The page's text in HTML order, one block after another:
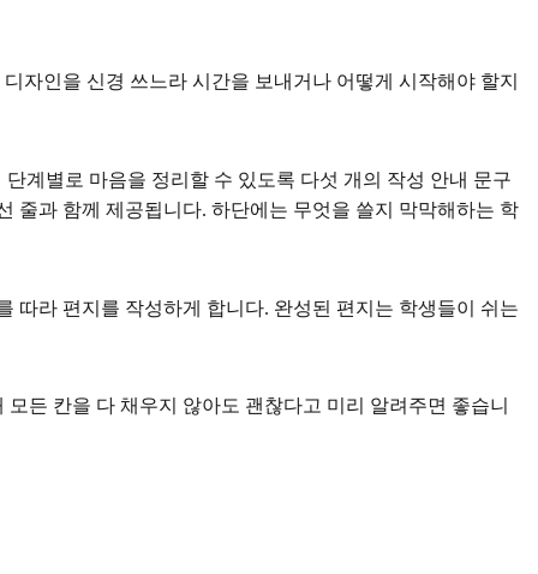
자인을 신경 쓰느라 시간을 보내거나 어떻게 시작해야 할지
계별로 마음을 정리할 수 있도록 다섯 개의 작성 안내 문구
줄과 함께 제공됩니다. 하단에는 무엇을 쓸지 막막해하는 학
따라 편지를 작성하게 합니다. 완성된 편지는 학생들이 쉬는
든 칸을 다 채우지 않아도 괜찮다고 미리 알려주면 좋습니